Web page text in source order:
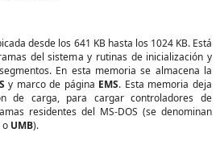
desde los 641 KB hasta los 1024 KB. Está
del sistema y rutinas de inicialización y
En esta memoria se almacena la
y marco de página EMS. Esta memoria deja
de carga, para cargar controladores de
residentes del MS-DOS (se denominan
o UMB).